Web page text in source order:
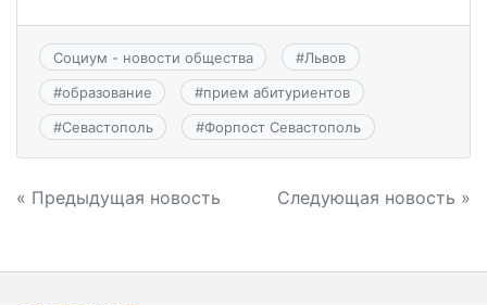
Социум - новости общества #Львов
#образование #прием абитуриентов
#Севастополь #Форпост Севастополь
Навигация
записям
« Предыдущая новость Следующая новость »